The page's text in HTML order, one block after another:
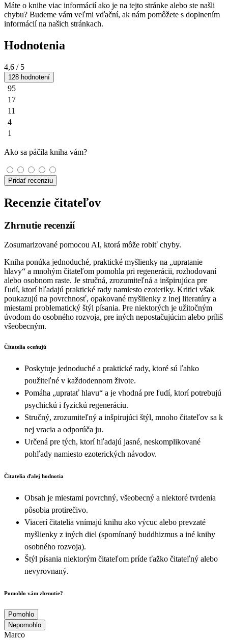
Máte o knihe viac informácií ako je na tejto stránke alebo ste našli
chybu? Budeme vám veľmi vďační, ak nám pomôžete s doplnením
informácií na našich stránkach.
Hodnotenia
4,6 / 5
128 hodnotení
95
17
11
4
1
Ako sa páčila kniha vám?
Pridať recenziu
Recenzie čitateľov
Zhrnutie recenzií
Zosumarizované pomocou AI, ktorá môže robiť chyby.
Kniha ponúka jednoduché, praktické myšlienky na „upratanie
hlavy“ a mnohým čitateľom pomohla pri regenerácii, rozhodovaní
alebo osobnom raste. Je stručná, zrozumiteľná a inšpirujúca pre
ľudí, ktorí hľadajú praktické rady namiesto ezoteriky. Kritici však
poukazujú na povrchnosť, opakované myšlienky z inej literatúry a
miestami problematický štýl písania. Pre niektorých je užitočným
úvodom do osobného rozvoja, pre iných nepostačujúcim alebo príliš
všeobecným.
Čitatelia oceňujú
Poskytuje jednoduché a praktické rady, ktoré sú ľahko
použiteľné v každodennom živote.
Pomáha „upratať hlavu“ a je vhodná pre ľudí, ktorí potrebujú
psychickú i fyzickú regeneráciu.
Stručný, zrozumiteľný a inšpirujúci štýl, mnoho čitateľov sa k
nej vracia a odporúča ju.
Určená pre tých, ktorí hľadajú jasné, neskomplikované
pohľady namiesto ezoterických návodov.
Čitatelia ďalej hodnotia
Obsah je miestami povrchný, všeobecný a niektoré tvrdenia
pôsobia protirečivo.
Viacerí čitatelia vnímajú knihu ako výcuc alebo prevzaté
myšlienky z iných diel (spomínaný buddhizmus a iné knihy
osobného rozvoja).
Štýl písania niektorým čitateľom príde ťažko čitateľný alebo
nevyrovnaný.
Pomohlo vám zhrnutie?
Pomohlo
Nepomohlo
Marco